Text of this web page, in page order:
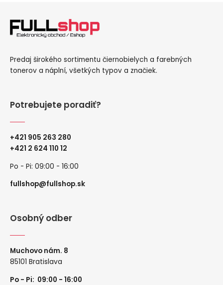
Predaj širokého sortimentu čiernobielych a farebných
tonerov a náplní, všetkých typov a značiek.
Potrebujete poradiť?
+421 905 263 280
+421 2 624 110 12
Po - Pi: 09:00 - 16:00
fullshop@fullshop.sk
Osobný odber
Muchovo nám. 8
85101 Bratislava
Po - Pi: 09:00 - 16:00